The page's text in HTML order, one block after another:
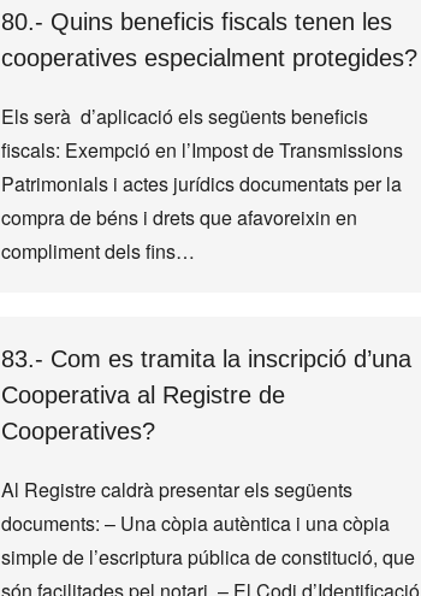
80.- Quins beneficis fiscals tenen les
cooperatives especialment protegides?
Els serà d’aplicació els següents beneficis
fiscals: Exempció en l’Impost de Transmissions
Patrimonials i actes jurídics documentats per la
compra de béns i drets que afavoreixin en
compliment dels fins…
83.- Com es tramita la inscripció d’una
Cooperativa al Registre de
Cooperatives?
Al Registre caldrà presentar els següents
documents: – Una còpia autèntica i una còpia
simple de l’escriptura pública de constitució, que